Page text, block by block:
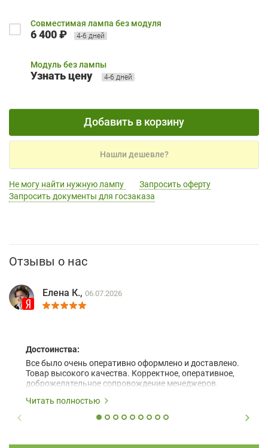
Совместимая лампа без модуля
6 400 ₽ 4-6 дней
Модуль без лампы
Узнать цену 4-6 дней
Добавить в корзину
Нашли дешевле?
Не могу найти нужную лампу
Запросить оферту
Запросить документы для госзаказа
Отзывы о нас
Елена К., 06.07.2026
Достоинства:
Все было очень оперативно оформлено и доставлено.
Товар высокого качества. Корректное, оперативное,
доброжелательное сопровождение менеджеров.
Читать полностью